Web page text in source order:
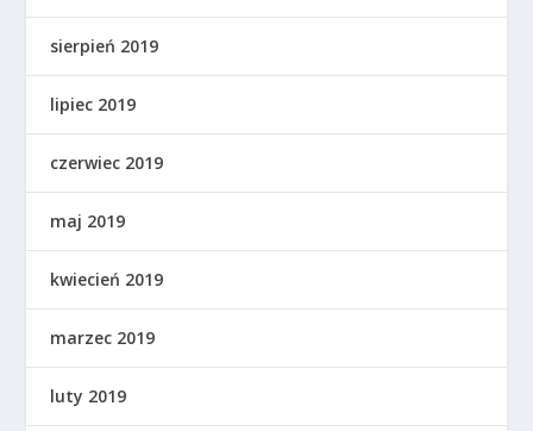
sierpień 2019
lipiec 2019
czerwiec 2019
maj 2019
kwiecień 2019
marzec 2019
luty 2019